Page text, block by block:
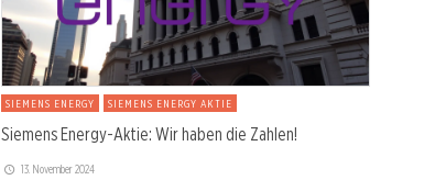
SIEMENS ENERGY SIEMENS ENERGY AKTIE
Siemens Energy-Aktie: Wir haben die Zahlen!
13. November 2024